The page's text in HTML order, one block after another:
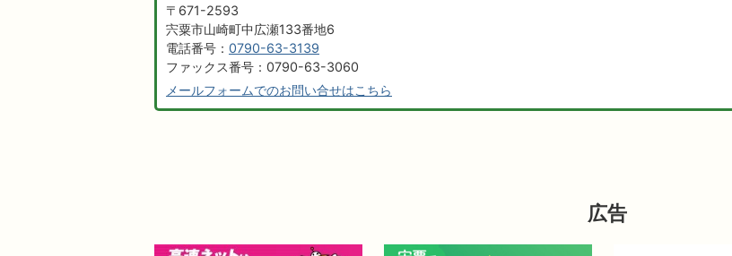
〒671-2593
宍粟市山崎町中広瀬133番地6
電話番号： 0790-63-3139
ファックス番号：0790-63-3060
メールフォームでのお問い合せはこちら
広告